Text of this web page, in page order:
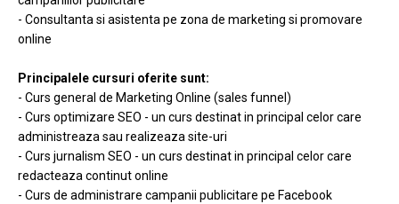
- Consultanta si asistenta pe zona de marketing si promovare
online
Principalele cursuri oferite sunt:
- Curs general de Marketing Online (sales funnel)
- Curs optimizare SEO - un curs destinat in principal celor care
administreaza sau realizeaza site-uri
- Curs jurnalism SEO - un curs destinat in principal celor care
redacteaza continut online
- Curs de administrare campanii publicitare pe Facebook